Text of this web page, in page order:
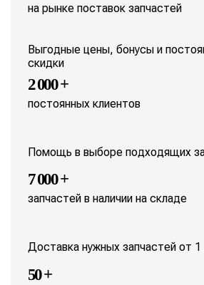
на рынке поставок запчастей
Выгодные цены, бонусы и
скидки
2 000 +
постоянных клиентов
Помощь в выборе подходящих
7 000 +
запчастей в наличии на складе
Доставка нужных запчастей от 1
50 +